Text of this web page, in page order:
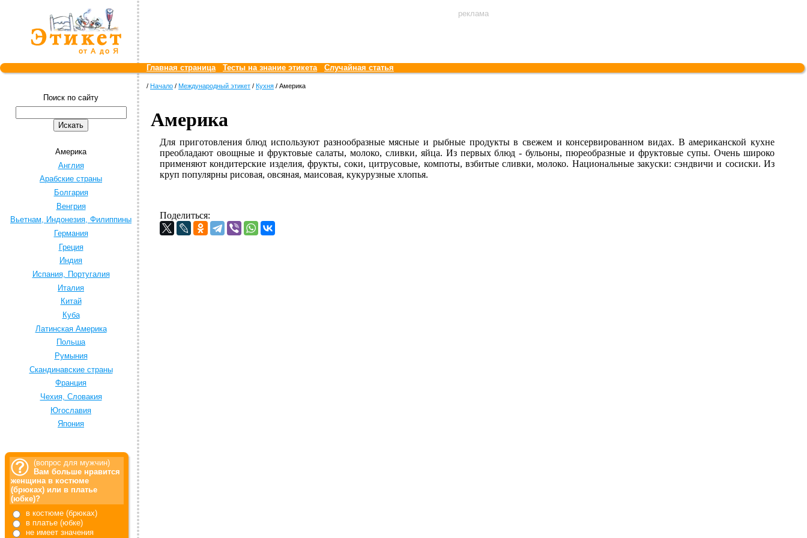
реклама
Главная страница Тесты на знание этикета Случайная статья
Поиск по сайту
Америка
Англия
Арабские страны
Болгария
Венгрия
Вьетнам, Индонезия, Филиппины
Германия
Греция
Индия
Испания, Португалия
Италия
Китай
Куба
Латинская Америка
Польша
Румыния
Скандинавские страны
Франция
Чехия, Словакия
Югославия
Япония
(вопрос для мужчин)
Вам больше нравится
женщина в костюме
(брюках) или в платье
(юбке)?
в костюме (брюках)
в платье (юбке)
не имеет значения
/ Начало / Международный этикет / Кухня / Америка
Америка
Для приготовления блюд используют разнообразные мясные и рыбные продукты в свежем и консервированном видах. В американской кухне
преобладают овощные и фруктовые салаты, молоко, сливки, яйца. Из первых блюд - бульоны, пюреобразные и фруктовые супы. Очень широко
применяют кондитерские изделия, фрукты, соки, цитрусовые, компоты, взбитые сливки, молоко. Национальные закуски: сэндвичи и сосиски. Из
круп популярны рисовая, овсяная, маисовая, кукурузные хлопья.
Поделиться: